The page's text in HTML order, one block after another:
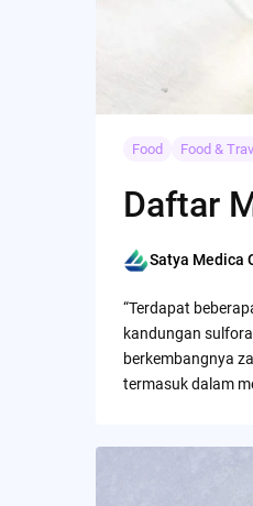
Food Food &
Daftar
Posted
Satya Medica
“Terdapat
kandungan
berkembangnya
termasuk dalam